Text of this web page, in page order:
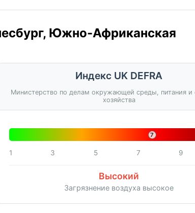
Южно-Африканская
Индекс UK DEFRA
Министерство по делам окружающей среды, питания и
хозяйства
7
1 3 5 7 9
Высокий
Загрязнение воздуха высокое